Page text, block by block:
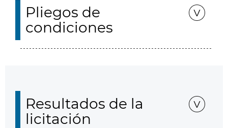
Pliegos de
condiciones
Resultados de la
licitación